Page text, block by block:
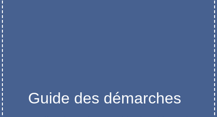
Guide des démarches